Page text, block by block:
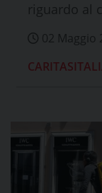
riguardo al
02 Maggio